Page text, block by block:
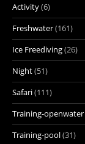
Activity(6)
Freshwater(161)
Ice Freediving(26)
Night(51)
Safari(111)
Training-openwater
Training-pool(31)